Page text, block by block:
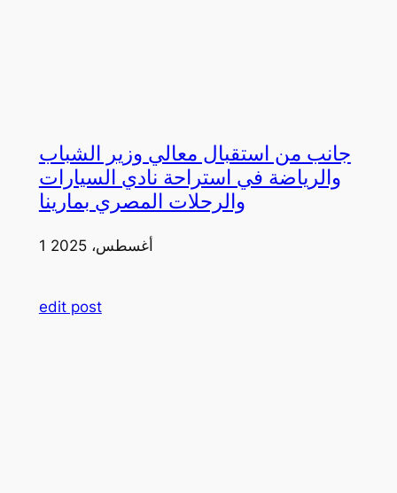
جانب من استقبال معالي وزير الشباب
والرياضة في استراحة نادي السيارات
والرحلات المصري بمارينا
1 أغسطس، 2025
edit post